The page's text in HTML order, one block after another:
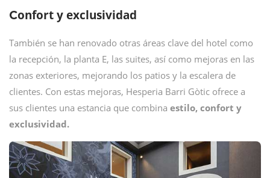
Confort y exclusividad
También se han renovado otras áreas clave del hotel como
la recepción, la planta E, las suites, así como mejoras en las
zonas exteriores, mejorando los patios y la escalera de
clientes. Con estas mejoras, Hesperia Barri Gòtic ofrece a
sus clientes una estancia que combina estilo, confort y
exclusividad.